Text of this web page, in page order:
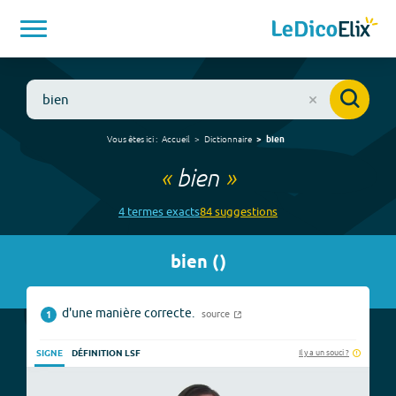
Vous êtes ici : Accueil Dictionnaire bien
« bien »
4 termesexacts84suggestions
bien ()
1 d'une manière correcte. source
SIGNE DÉFINITION LSF Il y a un souci ?